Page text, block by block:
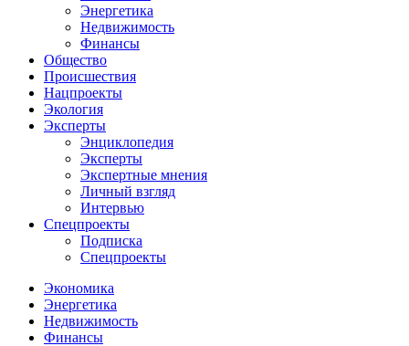
Энергетика
Недвижимость
Финансы
Общество
Происшествия
Нацпроекты
Экология
Эксперты
Энциклопедия
Эксперты
Экспертные мнения
Личный взгляд
Интервью
Спецпроекты
Подписка
Спецпроекты
Экономика
Энергетика
Недвижимость
Финансы